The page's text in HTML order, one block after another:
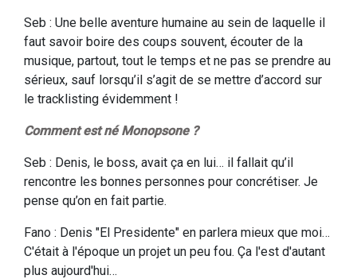
Seb : Une belle aventure humaine au sein de laquelle il
faut savoir boire des coups souvent, écouter de la
musique, partout, tout le temps et ne pas se prendre au
sérieux, sauf lorsqu’il s’agit de se mettre d’accord sur
le tracklisting évidemment !
Comment est né Monopsone ?
Seb : Denis, le boss, avait ça en lui… il fallait qu’il
rencontre les bonnes personnes pour concrétiser. Je
pense qu’on en fait partie.
Fano : Denis "El Presidente" en parlera mieux que moi…
C'était à l'époque un projet un peu fou. Ça l'est d'autant
plus aujourd'hui…